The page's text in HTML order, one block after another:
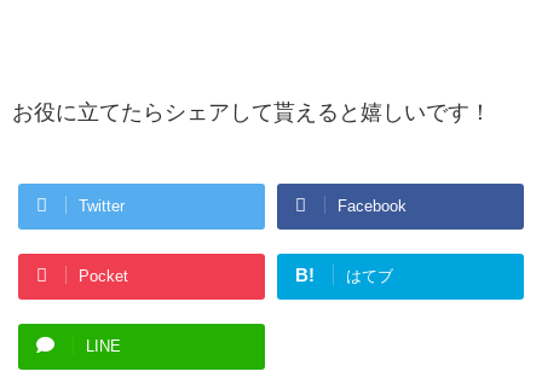
お役に立てたらシェアして貰えると嬉しいです！
Twitter Facebook
Pocket B! はてブ
LINE